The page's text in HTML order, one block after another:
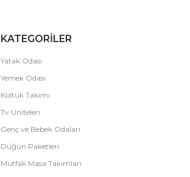
KATEGORİLER
Yatak Odası
Yemek Odası
Koltuk Takımı
Tv Üniteleri
Genç ve Bebek Odaları
Düğün Paketleri
Mutfak Masa Takımları